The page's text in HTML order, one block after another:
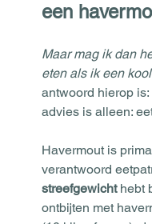
een
Maar mag ik dan
eten als ik een
antwoord hierop is:
advies is alleen:
Havermout is
verantwoord
streefgewicht hebt
ontbijten met